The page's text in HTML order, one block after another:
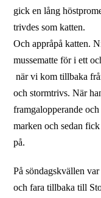
gick en lång
trivdes som katten.
Och appråpå katten.
mussematte för i ett
när vi kom tillbaka
och stormtrivs. När
framgalopperande
marken och sedan
på.
På söndagskvällen
och fara tillbaka till